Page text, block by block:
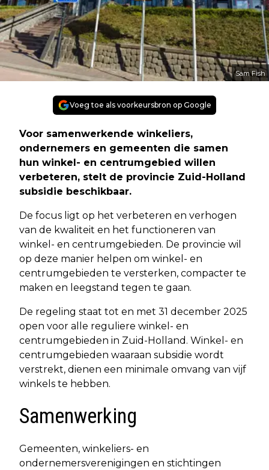
Sam Fish
Voeg toe als voorkeursbron op Google
Voor samenwerkende winkeliers,
ondernemers en gemeenten die samen
hun winkel- en centrumgebied willen
verbeteren, stelt de provincie Zuid-Holland
subsidie beschikbaar.
De focus ligt op het verbeteren en verhogen
van de kwaliteit en het functioneren van
winkel- en centrumgebieden. De provincie wil
op deze manier helpen om winkel- en
centrumgebieden te versterken, compacter te
maken en leegstand tegen te gaan.
De regeling staat tot en met 31 december 2025
open voor alle reguliere winkel- en
centrumgebieden in Zuid-Holland. Winkel- en
centrumgebieden waaraan subsidie wordt
verstrekt, dienen een minimale omvang van vijf
winkels te hebben.
Samenwerking
Gemeenten, winkeliers- en
ondernemersverenigingen en stichtingen